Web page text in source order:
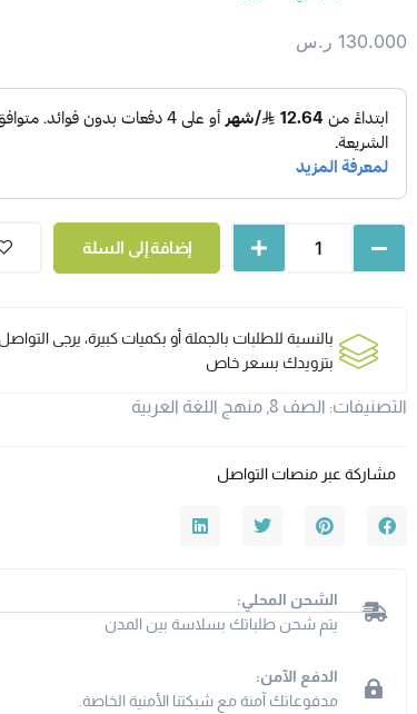
130.000 ر.س
إضافة إلى السلة
بالنسبة للطلبات بالجملة أو بكميات كبيرة، يرجى
بتزويدك بسعر خاص
التصنيفات: الصف 8 , منهج اللغة العربية
مشاركة عبر منصات التواصل
الشحن المحلي:
يتم شحن طلباتك بسلاسة بين المدن
الدفع الآمن:
مدفوعاتك آمنة مع شبكتنا الأمنية الخاصة.